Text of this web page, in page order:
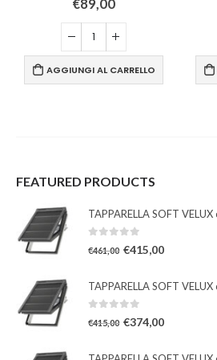
€89,00
AGGIUNGI AL CARRELLO
FEATURED PRODUCTS
€461,00 €415,00
€415,00 €374,00